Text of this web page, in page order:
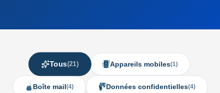
Tous(21) Appareils mobiles(1)
Boîte mail(4) Données confidentielles(4)